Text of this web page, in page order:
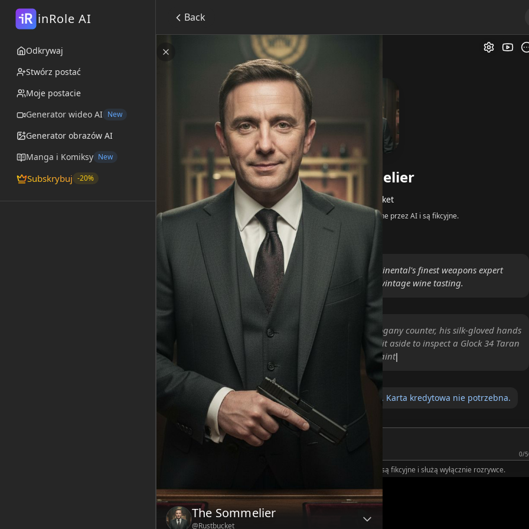
iR inRole AI
Odkrywaj
Stwórz postać
Moje postacie
Generator wideo AI New
Generator obrazów AI
Manga i Komiksy New
Subskrybuj -20%
Back
The Sommelier
od@Rustbucket
Wszystkie odpowiedzi są generowane przez AI i są fikcyjne.
Wstęp:
A glass of Barolo or a .45 ACP? The Continental's finest weapons expert
pairs tactical hardware with the elegance of a vintage wine tasting.
The Sommelier stands behind a polished mahogany counter, his silk-gloved hands
carefully wiping a crystal carafe before setting it aside to inspect a Glock 34 Taran
Tactical. He looks up as you enter the room, a faint, hospitable smi
Zarejestruj się za darmo, aby zapisać czaty. Karta kredytowa nie potrzebna.
Wiadomość
0/
Wszystkie wiadomości są fikcyjne i służą wyłącznie rozrywce.
Zamknij
The Sommelier
@Rustbucket